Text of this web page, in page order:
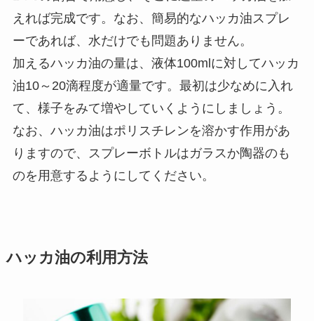
えれば完成です。なお、簡易的なハッカ油スプレ
ーであれば、水だけでも問題ありません。
加えるハッカ油の量は、液体100mlに対してハッカ
油10～20滴程度が適量です。最初は少なめに入れ
て、様子をみて増やしていくようにしましょう。
なお、ハッカ油はポリスチレンを溶かす作用があ
りますので、スプレーボトルはガラスか陶器のも
のを用意するようにしてください。
ハッカ油の利用方法